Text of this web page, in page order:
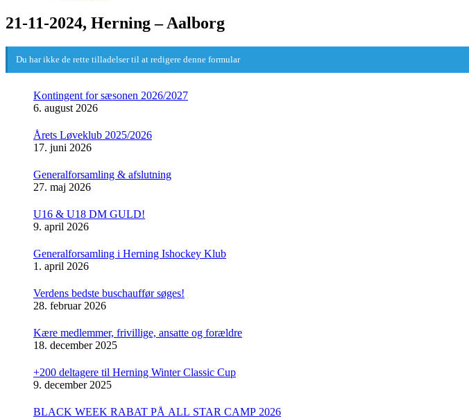
21-11-2024, Herning – Aalborg
Du har ikke de rette tilladelser til at redigere denne formular
Kontingent for sæsonen 2026/2027
6. august 2026
Årets Løveklub 2025/2026
17. juni 2026
Generalforsamling & afslutning
27. maj 2026
U16 & U18 DM GULD!
9. april 2026
Generalforsamling i Herning Ishockey Klub
1. april 2026
Verdens bedste buschauffør søges!
28. februar 2026
Kære medlemmer, frivillige, ansatte og forældre
18. december 2025
+200 deltagere til Herning Winter Classic Cup
9. december 2025
BLACK WEEK RABAT PÅ ALL STAR CAMP 2026